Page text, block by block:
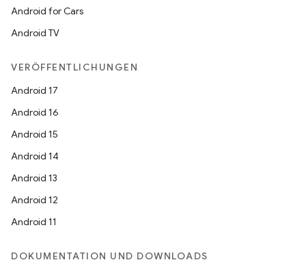
Android for Cars
Android TV
VERÖFFENTLICHUNGEN
Android 17
Android 16
Android 15
Android 14
Android 13
Android 12
Android 11
DOKUMENTATION UND DOWNLOADS